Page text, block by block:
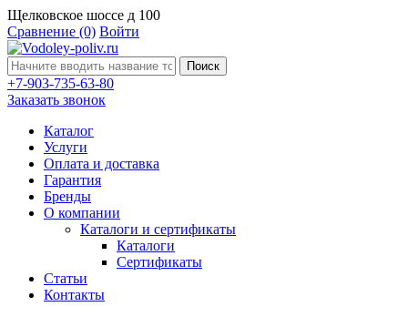
Щелковское шоссе д 100
Сравнение (0) Войти
Поиск
+7-903-735-63-80
Заказать звонок
Каталог
Услуги
Оплата и доставка
Гарантия
Бренды
О компании
Каталоги и сертификаты
Каталоги
Сертификаты
Статьи
Контакты